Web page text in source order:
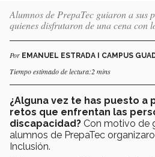
Alumnos de PrepaTec guiaron a sus
quienes disfrutaron de una cena con
Por EMANUEL ESTRADA I CAMPUS
Tiempo estimado de lectura:2 mins
¿Alguna vez te has puesto a
retos que enfrentan las
discapacidad? Con motivo de
alumnos de PrepaTec
Inclusión.